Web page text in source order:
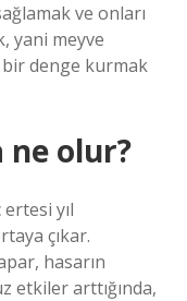
ve onları
yani meyve
bir denge kurmak
ne olur?
yıl
çıkar.
hasarın
etkiler arttığında,